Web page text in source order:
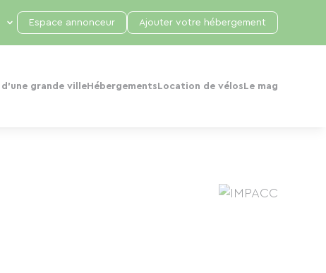
grande ville Hébergements Location de vélos Le mag
Espace annonceur Ajouter votre hébergement